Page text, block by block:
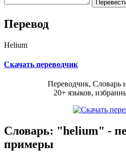
Перевод
Helium
Скачать переводчик
Переводчик, Словарь
20+ языков,
Словарь: "helium" -
примеры